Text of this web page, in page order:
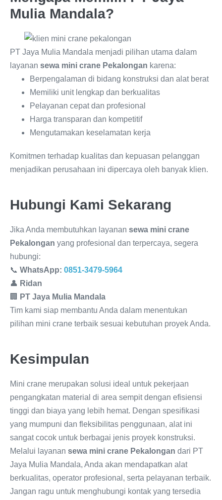
Mulia Mandala?
PT Jaya Mulia Mandala menjadi pilihan utama dalam
layanan sewa mini crane Pekalongan karena:
Berpengalaman di bidang konstruksi dan alat berat
Memiliki unit lengkap dan berkualitas
Pelayanan cepat dan profesional
Harga transparan dan kompetitif
Mengutamakan keselamatan kerja
Komitmen terhadap kualitas dan kepuasan pelanggan
menjadikan perusahaan ini dipercaya oleh banyak klien.
Hubungi Kami Sekarang
Jika Anda membutuhkan layanan sewa mini crane
Pekalongan yang profesional dan terpercaya, segera
hubungi:
📞 WhatsApp: 0851-3479-5964
👤 Ridan
🏢
PT Jaya Mulia Mandala
Tim kami siap membantu Anda dalam menentukan
pilihan mini crane terbaik sesuai kebutuhan proyek Anda.
Kesimpulan
Mini crane merupakan solusi ideal untuk pekerjaan
pengangkatan material di area sempit dengan efisiensi
tinggi dan biaya yang lebih hemat. Dengan spesifikasi
yang mumpuni dan fleksibilitas penggunaan, alat ini
sangat cocok untuk berbagai jenis proyek konstruksi.
Melalui layanan sewa mini crane Pekalongan dari PT
Jaya Mulia Mandala, Anda akan mendapatkan alat
berkualitas, operator profesional, serta pelayanan terbaik.
Jangan ragu untuk menghubungi kontak yang tersedia